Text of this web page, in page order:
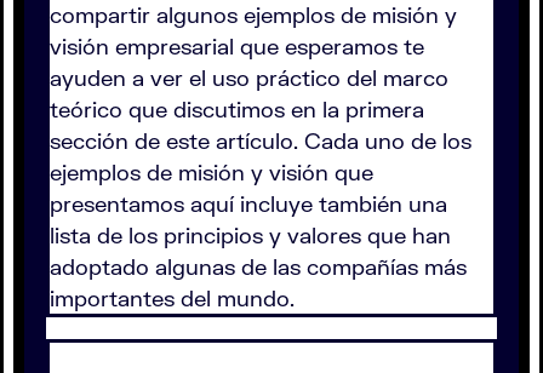
compartir algunos ejemplos de misión y
visión empresarial que esperamos te
ayuden a ver el uso práctico del marco
teórico que discutimos en la primera
sección de este artículo. Cada uno de los
ejemplos de misión y visión que
presentamos aquí incluye también una
lista de los principios y valores que han
adoptado algunas de las compañías más
importantes del mundo.